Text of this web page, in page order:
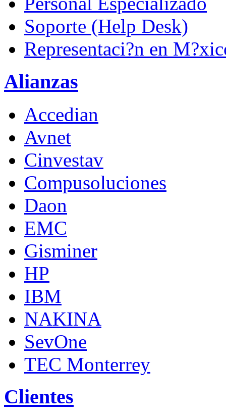
Soporte (Help Desk)
Representaci?n en
Alianzas
Accedian
Avnet
Cinvestav
Compusoluciones
Daon
EMC
Gisminer
HP
IBM
NAKINA
SevOne
TEC Monterrey
Clientes